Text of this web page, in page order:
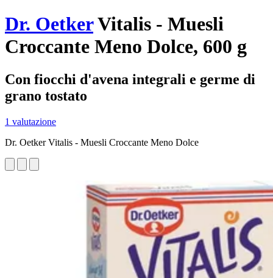
Dr. OetkerVitalis - Muesli
Croccante Meno Dolce, 600 g
Con fiocchi d'avena integrali e germe di
grano tostato
1 valutazione
Dr. Oetker Vitalis - Muesli Croccante Meno Dolce